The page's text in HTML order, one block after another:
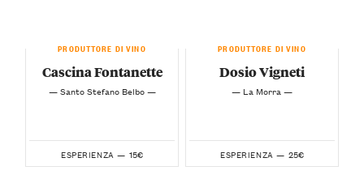
PRODUTTORE DI VINO
Cascina Fontanette
— Santo Stefano Belbo —
ESPERIENZA — 15€
PRODUTTORE DI VINO
Dosio Vigneti
— La Morra —
ESPERIENZA — 25€